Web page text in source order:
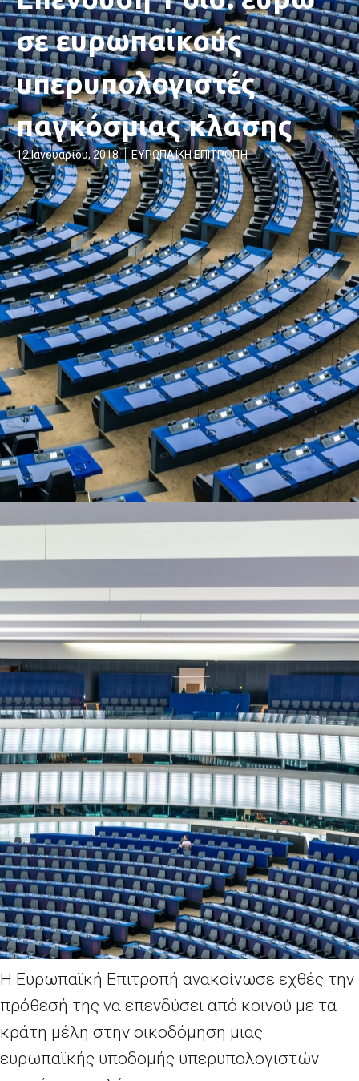
σε ευρωπαϊκούς
υπερυπολογιστές
παγκόσμιας κλάσης
12 Ιανουαρίου, 2018 ΕΥΡΩΠΑΪΚΗ ΕΠΙΤΡΟΠΉ
Η Ευρωπαϊκή Επιτροπή ανακοίνωσε εχθές την
πρόθεσή της να επενδύσει από κοινού με τα
κράτη μέλη στην οικοδόμηση μιας
ευρωπαϊκής υποδομής υπερυπολογιστών